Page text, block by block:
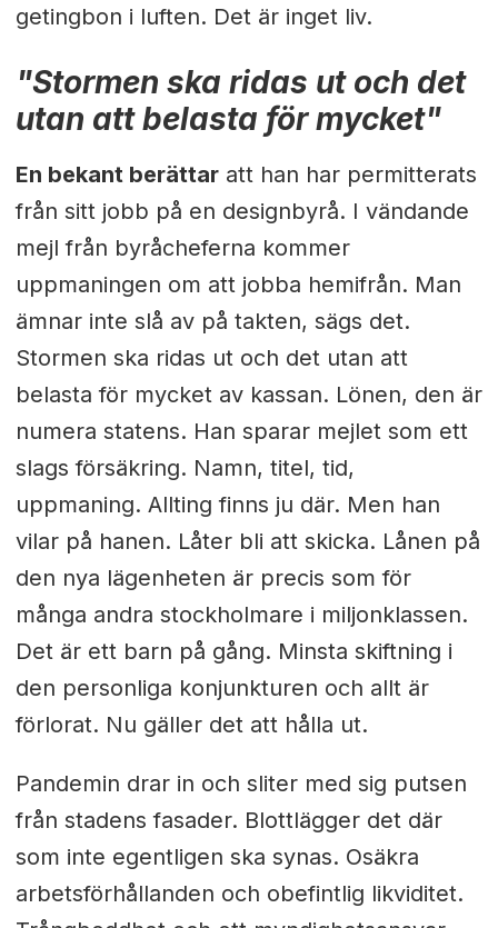
getingbon i luften. Det är inget liv.
"Stormen ska ridas ut och det
utan att belasta för mycket"
En bekant berättaratt han har permitterats
från sitt jobb på en designbyrå. I vändande
mejl från byråcheferna kommer
uppmaningen om att jobba hemifrån. Man
ämnar inte slå av på takten, sägs det.
Stormen ska ridas ut och det utan att
belasta för mycket av kassan. Lönen, den är
numera statens. Han sparar mejlet som ett
slags försäkring. Namn, titel, tid,
uppmaning. Allting finns ju där. Men han
vilar på hanen. Låter bli att skicka. Lånen på
den nya lägenheten är precis som för
många andra stockholmare i miljonklassen.
Det är ett barn på gång. Minsta skiftning i
den personliga konjunkturen och allt är
förlorat. Nu gäller det att hålla ut.
Pandemin drar in och sliter med sig putsen
från stadens fasader. Blottlägger det där
som inte egentligen ska synas. Osäkra
arbetsförhållanden och obefintlig likviditet.